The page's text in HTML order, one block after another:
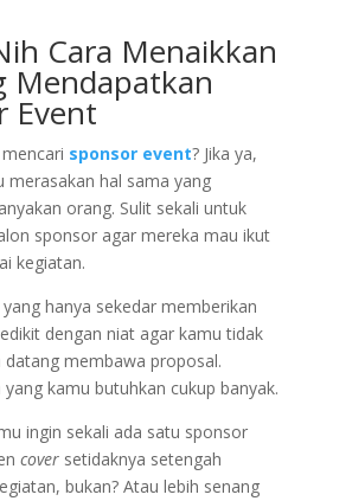
Cara Menaikkan
Mendapatkan
Event
sponsor event? Jika ya,
merasakan hal sama yang
orang. Sulit sekali untuk
sponsor agar mereka mau ikut
kegiatan.
hanya sekedar memberikan
dengan niat agar kamu tidak
datang membawa proposal.
yang kamu butuhkan cukup banyak.
ingin sekali ada satu sponsor
coversetidaknya setengah
bukan? Atau lebih senang